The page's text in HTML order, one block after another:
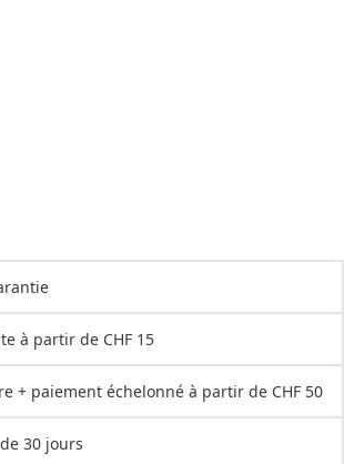
à partir de CHF 15
+ paiement échelonné à partir de CHF 50
30 jours